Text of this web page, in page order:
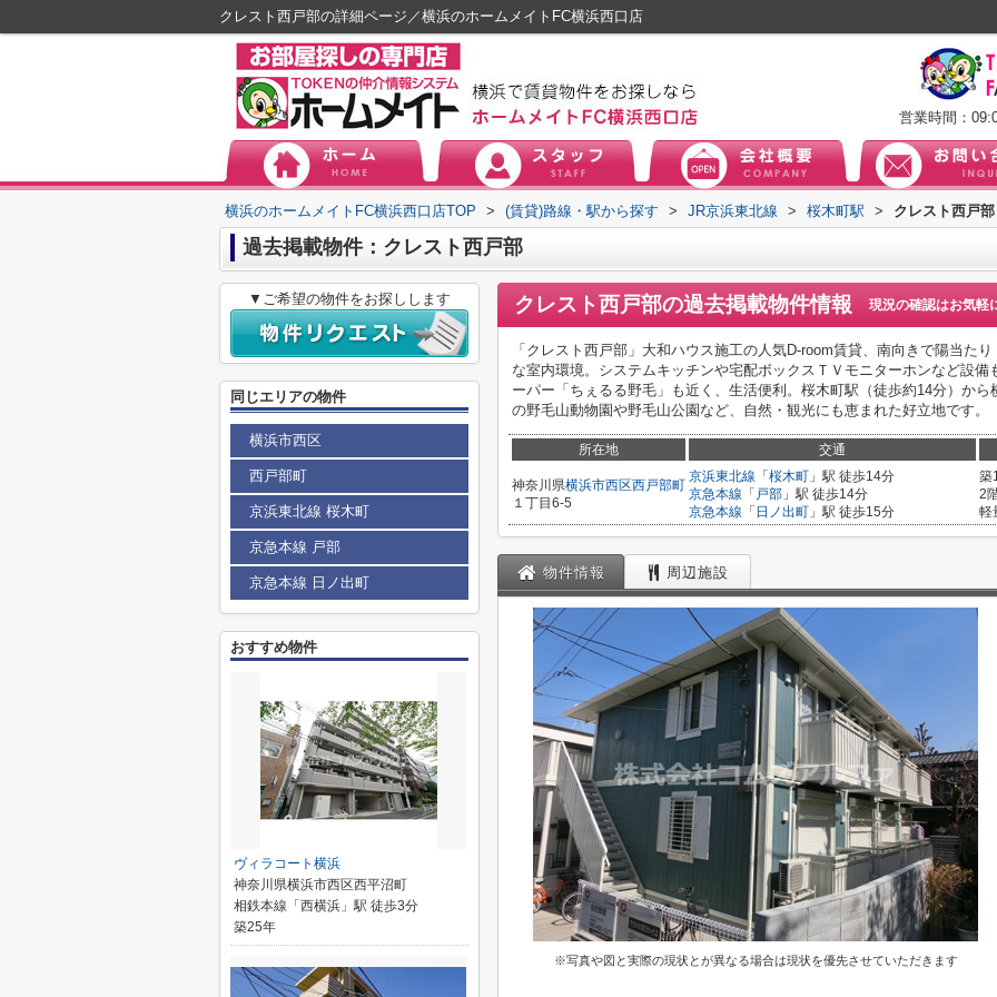
クレスト西戸部の詳細ページ／横浜のホームメイトFC横浜西口店
営業時間：
横浜のホームメイトFC横浜西口店TOP > (賃貸)路線・駅から探す > JR京浜東北線 > 桜木町駅 > クレスト西戸部
過去掲載物件：クレスト西戸部
クレスト西戸部の過去掲載物件情報 現況の確認はお気軽
「クレスト西戸部」大和ハウス施工の人気D‑room賃貸、南向きで陽当た
な室内環境。システムキッチンや宅配ボックスＴＶモニターホンなど設
ーパー「ちぇるる野毛」も近く、生活便利。桜木町駅（徒歩約14分）か
の野毛山動物園や野毛山公園など、自然・観光にも恵まれた好立地です。
所在地 交通
神奈川県横浜市西区西戸部町
１丁目6-5
京浜東北線 「 桜木町 」駅 徒歩14分
京急本線 「 戸部 」駅 徒歩14分
京急本線 「 日ノ出町 」駅 徒歩15分
築
2
軽
物件情報 周辺施設
※写真や図と実際の現状とが異なる場合は現状を優先させていただきます
▼ご希望の物件をお探しします
同じエリアの物件
横浜市西区
西戸部町
京浜東北線 桜木町
京急本線 戸部
京急本線 日ノ出町
おすすめ物件
ヴィラコート横浜
神奈川県横浜市西区西平沼町
相鉄本線「西横浜」駅 徒歩3分
築25年